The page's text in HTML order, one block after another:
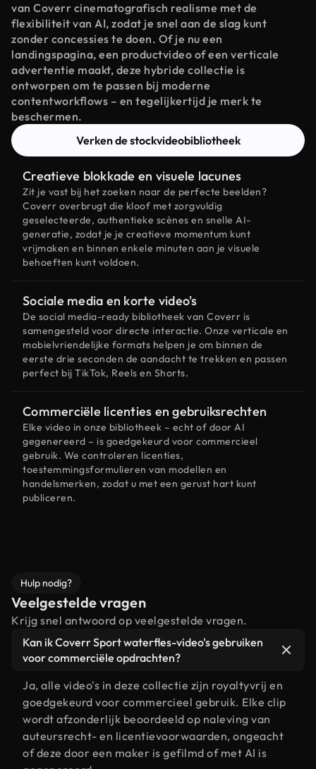
van Coverr cinematografisch realisme met de
flexibiliteit van AI, zodat je snel aan de slag kunt
zonder concessies te doen. Of je nu een
landingspagina, een productvideo of een verticale
advertentie maakt, deze hybride collectie is
ontworpen om te passen bij moderne
contentworkflows – en tegelijkertijd je merk te
beschermen.
Verken de stockvideobibliotheek
Creatieve blokkade en visuele lacunes
Zit je vast bij het zoeken naar de perfecte beelden?
Coverr overbrugt die kloof met zorgvuldig
geselecteerde, authentieke scènes en snelle AI-
generatie, zodat je je creatieve momentum kunt
vrijmaken en binnen enkele minuten aan je visuele
behoeften kunt voldoen.
Sociale media en korte video's
De social media-ready bibliotheek van Coverr is
samengesteld voor directe interactie. Onze verticale en
mobielvriendelijke formats helpen je om binnen de
eerste drie seconden de aandacht te trekken en passen
perfect bij TikTok, Reels en Shorts.
Commerciële licenties en gebruiksrechten
Elke video in onze bibliotheek – echt of door AI
gegenereerd – is goedgekeurd voor commercieel
gebruik. We controleren licenties,
toestemmingsformulieren van modellen en
handelsmerken, zodat u met een gerust hart kunt
publiceren.
Hulp nodig?
Veelgestelde vragen
Krijg snel antwoord op veelgestelde vragen.
Kan ik Coverr Sport waterfles-video's gebruiken
voor commerciële opdrachten?
Ja, alle video's in deze collectie zijn royaltyvrij en
goedgekeurd voor commercieel gebruik. Elke clip
wordt afzonderlijk beoordeeld op naleving van
auteursrecht- en licentievoorwaarden, ongeacht
of deze door een maker is gefilmd of met AI is